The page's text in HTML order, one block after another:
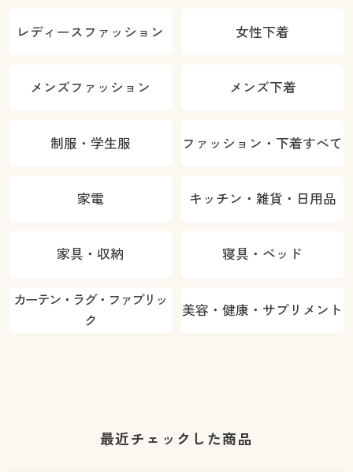
レディースファッション 女性下着
メンズファッション メンズ下着
制服・学生服 ファッション・下着すべて
家電 キッチン・雑貨・日用品
家具・収納 寝具・ベッド
カーテン・ラグ・ファブリッ
ク
美容・健康・サプリメント
最近チェックした商品